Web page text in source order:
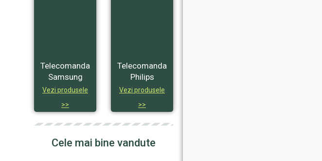
Telecomanda
Samsung
Vezi produsele
>>
Telecomanda
Philips
Vezi produsele
>>
Cele mai bine vandute